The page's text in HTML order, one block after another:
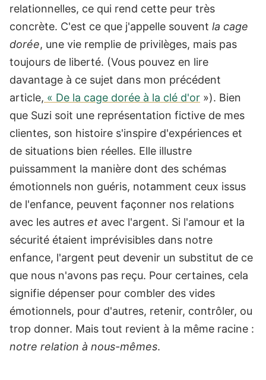
relationnelles, ce qui rend cette peur très
concrète. C'est ce que j'appelle souvent la cage
dorée, une vie remplie de privilèges, mais pas
toujours de liberté. (Vous pouvez en lire
davantage à ce sujet dans mon précédent
article, « De la cage dorée à la clé d'or »). Bien
que Suzi soit une représentation fictive de mes
clientes, son histoire s'inspire d'expériences et
de situations bien réelles. Elle illustre
puissamment la manière dont des schémas
émotionnels non guéris, notamment ceux issus
de l'enfance, peuvent façonner nos relations
avec les autres et avec l'argent. Si l'amour et la
sécurité étaient imprévisibles dans notre
enfance, l'argent peut devenir un substitut de ce
que nous n'avons pas reçu. Pour certaines, cela
signifie dépenser pour combler des vides
émotionnels, pour d'autres, retenir, contrôler, ou
trop donner. Mais tout revient à la même racine :
notre relation à nous-mêmes.